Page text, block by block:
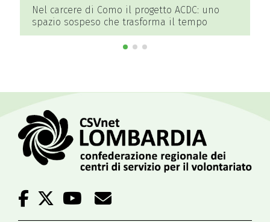
Nel carcere di Como il progetto ACDC: uno
spazio sospeso che trasforma il tempo